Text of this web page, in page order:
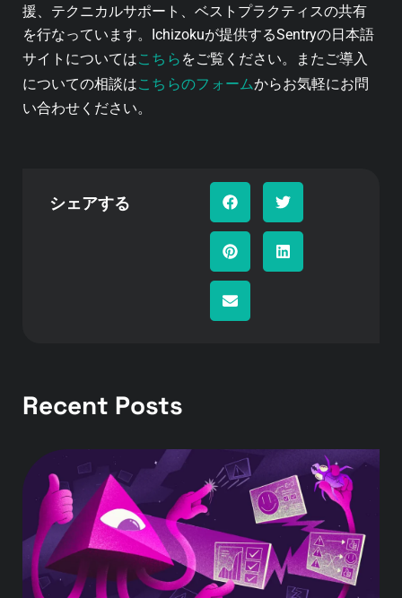
援、テクニカルサポート、ベストプラクティスの共有
を行なっています。Ichizokuが提供するSentryの日本語
サイトについてはこちら をご覧ください。またご導入
についての相談はこちらのフォームからお気軽にお問
い合わせください。
シェアする
Recent Posts